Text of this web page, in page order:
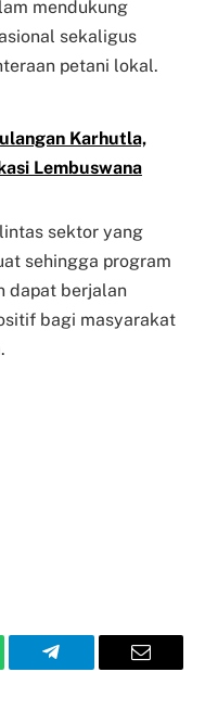
mendukung
sekaligus
petani lokal.
Karhutla,
Lembuswana
sektor yang
sehingga program
dapat berjalan
bagi masyarakat
Telegram Email